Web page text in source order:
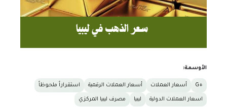
الأوسمة:
+G أسعار العملات أسعار العملات الرقمية استقراراً ملحوظاً
اسعار العملات الدولية ليبيا مصرف ليبيا المركزي